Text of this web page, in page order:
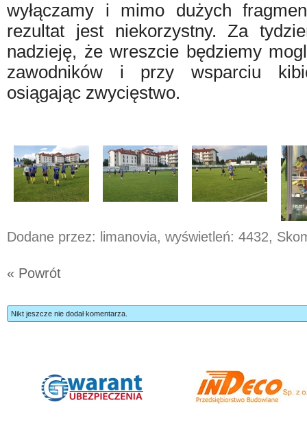
wyłączamy i mimo dużych
rezultat jest niekorzystny. Za
nadzieję, że wreszcie będziemy
zawodników i przy wsparciu
osiągając zwycięstwo.
Dodane przez: limanovia, wyświetleń: 4432,
« Powrót
Nikt jeszcze nie dodał komentarza.